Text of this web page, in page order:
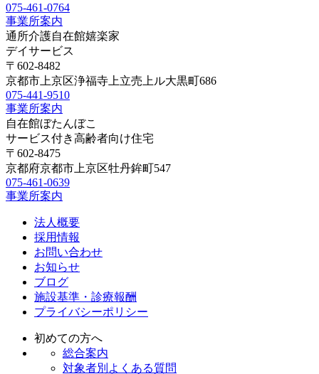
075-461-0764
事業所案内
通所介護自在館嬉楽家
デイサービス
〒602-8482
京都市上京区浄福寺上立売上ル大黒町686
075-441-9510
事業所案内
自在館ぼたんぼこ
サービス付き高齢者向け住宅
〒602-8475
京都府京都市上京区牡丹鉾町547
075-461-0639
事業所案内
法人概要
採用情報
お問い合わせ
お知らせ
ブログ
施設基準・診療報酬
プライバシーポリシー
初めての方へ
総合案内
対象者別よくある質問